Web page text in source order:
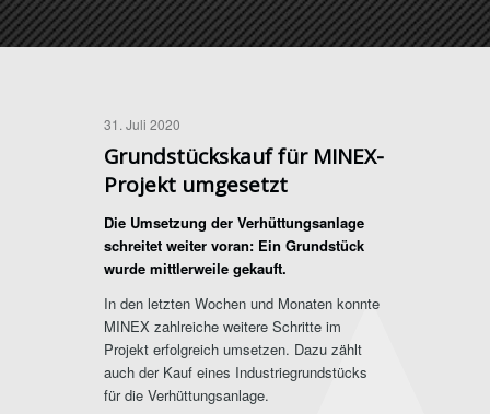
31. Juli 2020
Grundstückskauf für MINEX-
Projekt umgesetzt
Die Umsetzung der Verhüttungsanlage
schreitet weiter voran: Ein Grundstück
wurde mittlerweile gekauft.
In den letzten Wochen und Monaten konnte
MINEX zahlreiche weitere Schritte im
Projekt erfolgreich umsetzen. Dazu zählt
auch der Kauf eines Industriegrundstücks
für die Verhüttungsanlage.